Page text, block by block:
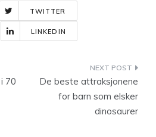
TWITTER
LINKEDIN
70
De beste attraksjonene
for barn som elsker
dinosaurer